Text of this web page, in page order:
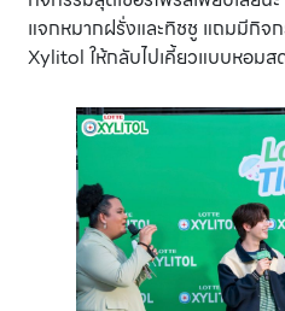
แจกหมากฝรั่งและทิชชู แถมมีกิจ
Xylitol ให้กลับไปเคี้ยวแบบหอม